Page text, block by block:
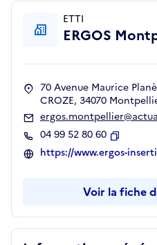
ETTI
ERGOS
70 Avenue Maurice
CROZE, 34070
04 99 52 80 60
Copier
https://www.ergos-
Voir la fiche